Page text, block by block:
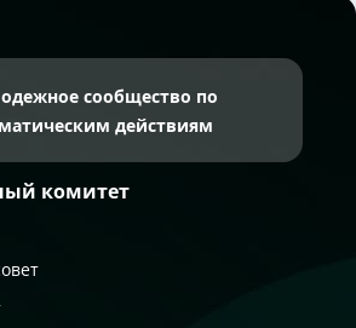
сообщество по
действиям
комитет